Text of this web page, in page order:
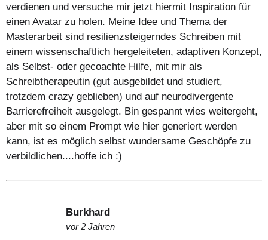
verdienen und versuche mir jetzt hiermit Inspiration für
einen Avatar zu holen. Meine Idee und Thema der
Masterarbeit sind resilienzsteigerndes Schreiben mit
einem wissenschaftlich hergeleiteten, adaptiven Konzept,
als Selbst- oder gecoachte Hilfe, mit mir als
Schreibtherapeutin (gut ausgebildet und studiert,
trotzdem crazy geblieben) und auf neurodivergente
Barrierefreiheit ausgelegt. Bin gespannt wies weitergeht,
aber mit so einem Prompt wie hier generiert werden
kann, ist es möglich selbst wundersame Geschöpfe zu
verbildlichen....hoffe ich :)
Burkhard
vor 2 Jahren